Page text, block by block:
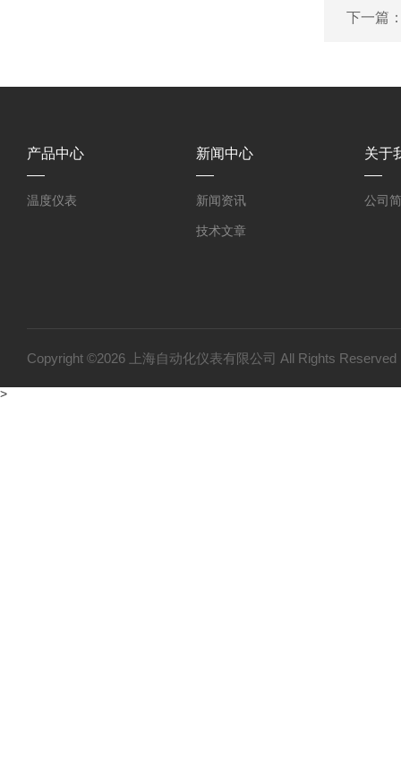
下一篇
产品中心
温度仪表
新闻中心
新闻资讯
技术文章
关于
公司
Copyright ©2026 上海自动化仪表有限公司 All Rights
>